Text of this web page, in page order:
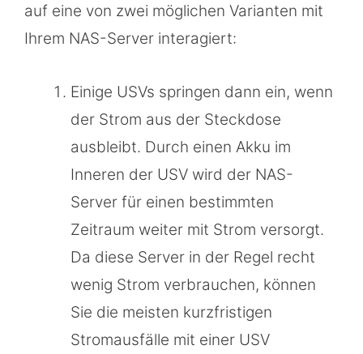
auf eine von zwei möglichen Varianten mit
Ihrem NAS-Server interagiert:
Einige USVs springen dann ein, wenn
der Strom aus der Steckdose
ausbleibt. Durch einen Akku im
Inneren der USV wird der NAS-
Server für einen bestimmten
Zeitraum weiter mit Strom versorgt.
Da diese Server in der Regel recht
wenig Strom verbrauchen, können
Sie die meisten kurzfristigen
Stromausfälle mit einer USV